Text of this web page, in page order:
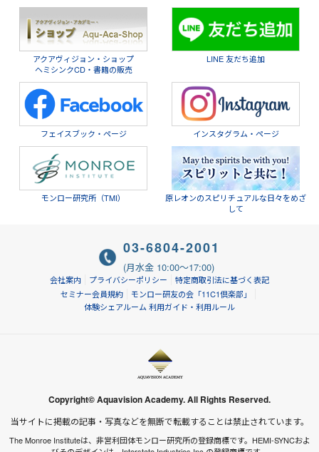
アクアヴィジョン・ショップ
ヘミシンクCD・書籍の販売
LINE 友だち追加
フェイスブック・ページ インスタグラム・ページ
モンロー研究所（TMI）
原レオンのスピリチュアルな日々をめざ
して
会社案内 プライバシーポリシー
特定商取引法に基づく表記
セミナー会員規約
モンロー研友の会「11C1倶楽部」
体験シェアルーム 利用ガイド・利用ルール
03-6804-2001
(月水金 10:00～17:00)
Copyright© Aquavision Academy. All Rights Reserved.
当サイトに掲載の記事・写真などを無断で転載することは禁止されています。
The Monroe Instituteは、非営利団体モンロー研究所の登録商標です。HEMI-SYNCおよ